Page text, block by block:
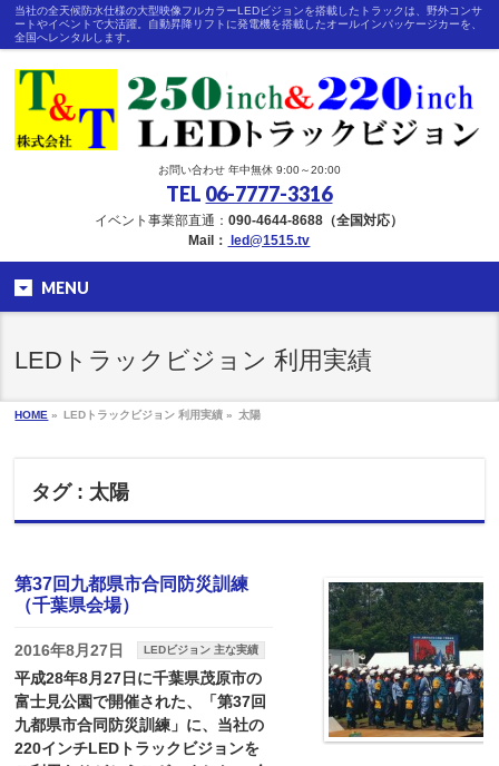
当社の全天候防水仕様の大型映像フルカラーLEDビジョンを搭載したトラックは、野外コンサ
ートやイベントで大活躍。自動昇降リフトに発電機を搭載したオールインパッケージカーを、
全国へレンタルします。
お問い合わせ 年中無休 9:00～20:00
TEL 06-7777-3316
イベント事業部直通：090-4644-8688（全国対応）
Mail：
led@1515.tv
MENU
LEDトラックビジョン 利用実績
HOME » LEDトラックビジョン 利用実績 » 太陽
タグ : 太陽
第37回九都県市合同防災訓練
（千葉県会場）
2016年8月27日 LEDビジョン 主な実績
平成28年8月27日に千葉県茂原市の
富士見公園で開催された、「第37回
九都県市合同防災訓練」に、当社の
220インチLEDトラックビジョンを